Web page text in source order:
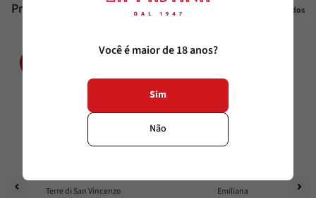
Produtos similares Veja todos
Terre di San Vincenzo
20%
Emiliana
Você é maior de 18 anos?
Sim
Não